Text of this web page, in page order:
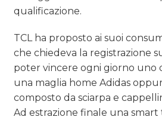
qualificazione.
TCL ha proposto ai suoi
che chiedeva la registrazione
poter vincere ogni giorno uno
una maglia home Adidas
composto da sciarpa e
Ad estrazione finale una smart